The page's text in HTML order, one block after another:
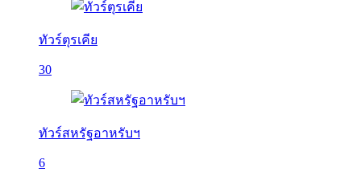
ทัวร์ตุรเคีย
30
ทัวร์สหรัฐอาหรับฯ
6